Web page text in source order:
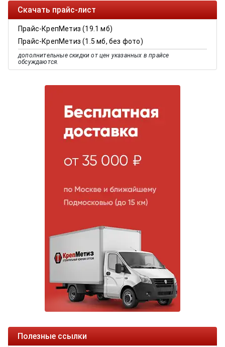
Скачать прайс-лист
Прайс-КрепМетиз (19.1 мб)
Прайс-КрепМетиз (1.5 мб, без фото)
дополнительные скидки от цен указанных в прайсе
обсуждаются.
Полезные ссылки